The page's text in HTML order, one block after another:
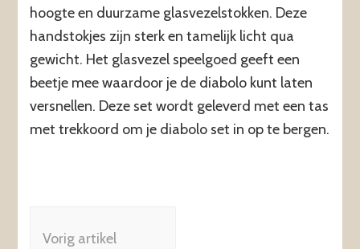
hoogte en duurzame glasvezelstokken. Deze
handstokjes zijn sterk en tamelijk licht qua
gewicht. Het glasvezel speelgoed geeft een
beetje mee waardoor je de diabolo kunt laten
versnellen. Deze set wordt geleverd met een tas
met trekkoord om je diabolo set in op te bergen.
Vorig artikel